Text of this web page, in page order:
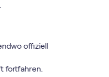
offiziell
fortfahren.